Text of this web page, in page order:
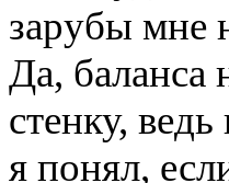
зарубы мне
Да, баланса
стенку,
я понял,